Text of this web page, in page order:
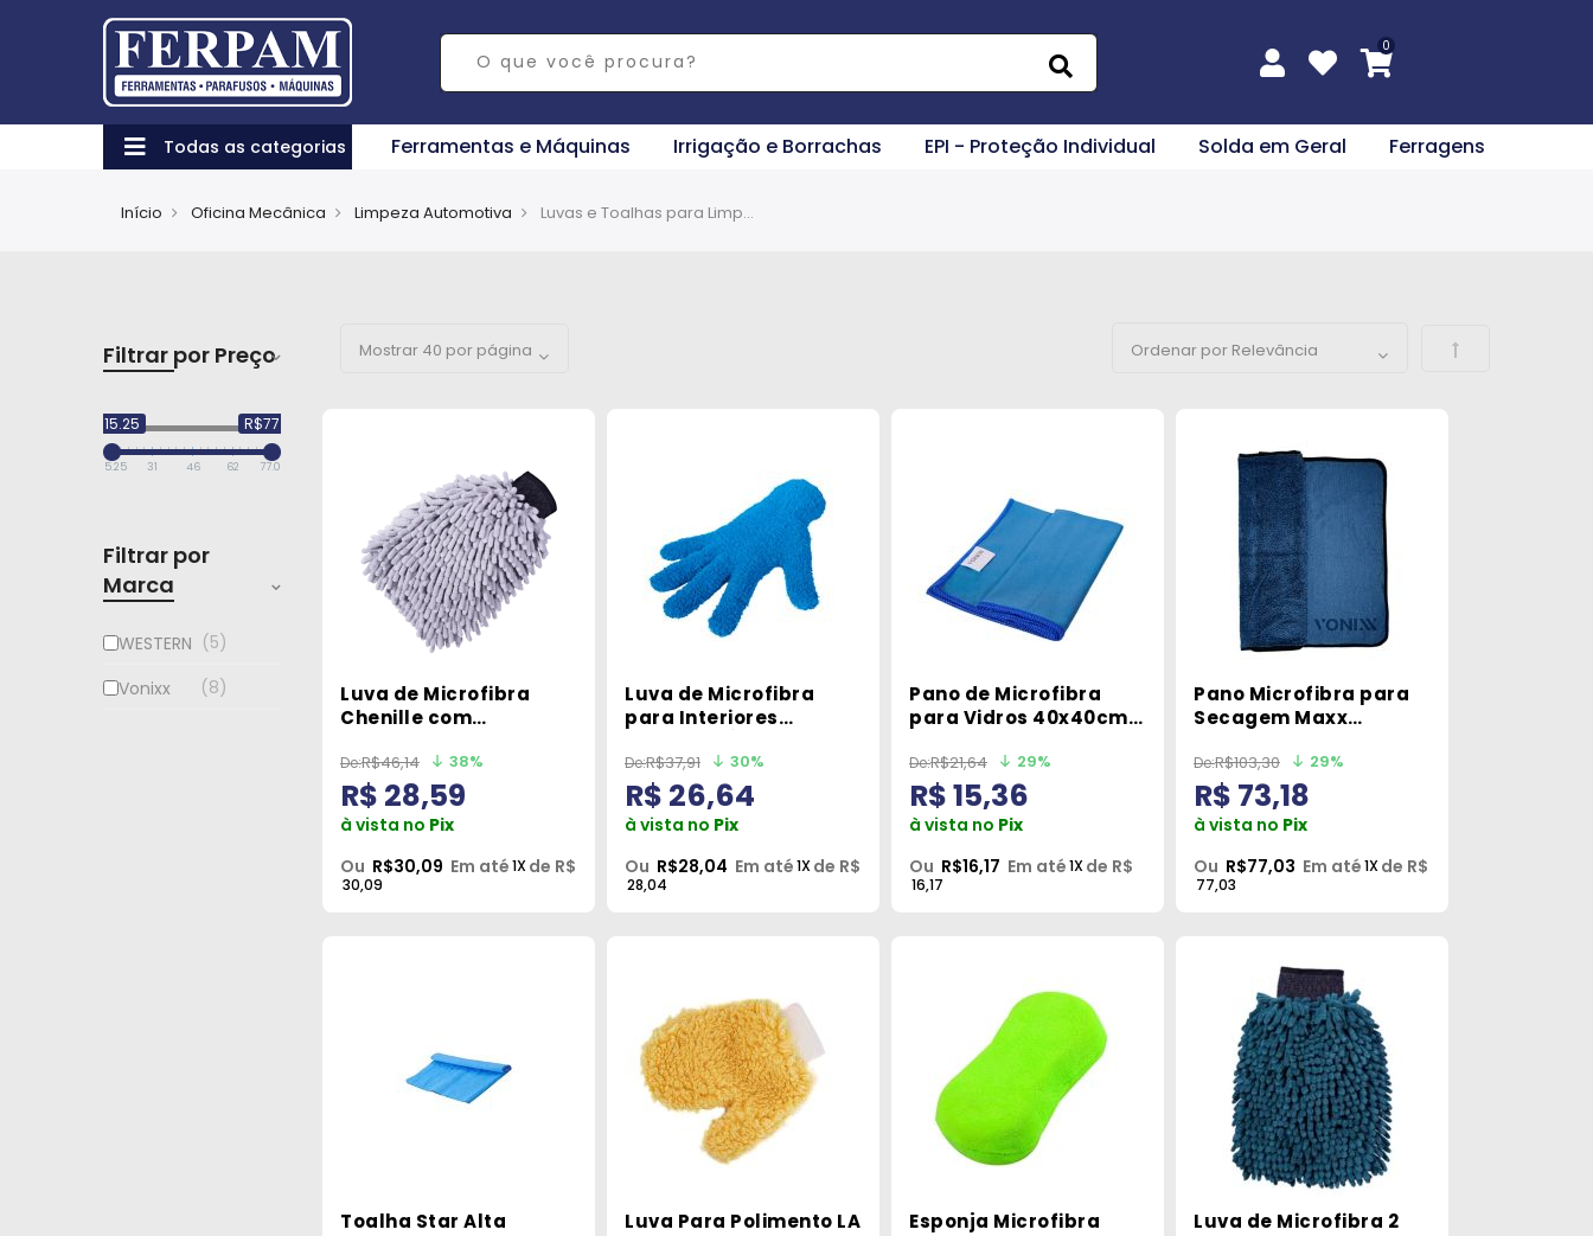
Todas as categorias Ferramentas e Máquinas Irrigação e Borrachas EPI - Proteção Individual Solda em Geral Ferragens
Início Oficina Mecânica Limpeza Automotiva Luvas e Toalhas para Limpeza Automotiva
Definir Direção
Luva de Microfibra
Chenille com
R$46,14 38%
R$ 28,59
à vista no Pix
Ou R$30,09 Em até1X de R$
30,09
Luva de Microfibra
para Interiores
R$37,91 30%
R$ 26,64
à vista no Pix
Ou R$28,04 Em até1X de R$
28,04
Pano de Microfibra
para Vidros 40x40cm
R$21,64 29%
R$ 15,36
à vista no Pix
Ou R$16,17 Em até1X de R$
16,17
Pano Microfibra para
Secagem Maxx
R$103,30 29%
R$ 73,18
à vista no Pix
Ou R$77,03 Em até1X de R$
77,03
Toalha Star Alta
Luva Para Polimento LA
Esponja Microfibra
Luva de Microfibra 2
Filtrar por Preço
R$15.25 R$77.03
15.25 31 46 62 77.03
Filtrar por
Marca
WESTERN
5
Vonixx
8